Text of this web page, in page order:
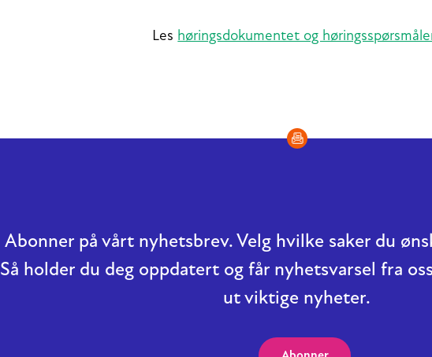
Les høringsdokumentet og
Abonner på vårt nyhetsbrev. Velg hvilke saker du
Så holder du deg oppdatert og får nyhetsvarsel fra
ut viktige nyheter.